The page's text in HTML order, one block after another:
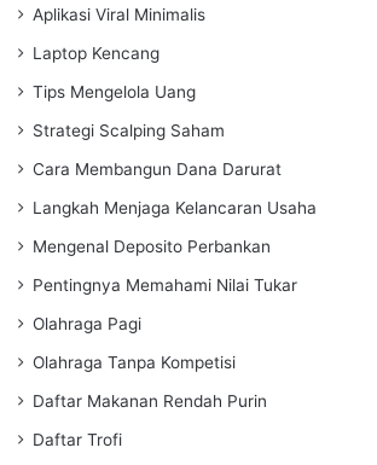
Aplikasi Viral Minimalis
Laptop Kencang
Tips Mengelola Uang
Strategi Scalping Saham
Cara Membangun Dana Darurat
Langkah Menjaga Kelancaran Usaha
Mengenal Deposito Perbankan
Pentingnya Memahami Nilai Tukar
Olahraga Pagi
Olahraga Tanpa Kompetisi
Daftar Makanan Rendah Purin
Daftar Trofi